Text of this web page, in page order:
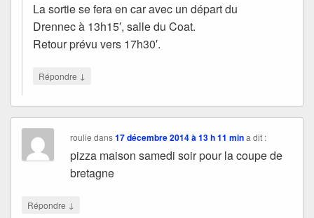
La sortie se fera en car avec un départ du
Drennec à 13h15′, salle du Coat.
Retour prévu vers 17h30′.
Répondre ↓
roulie dans17 décembre 2014 à 13 h 11 min a dit :
pizza maison samedi soir pour la coupe de
bretagne
Répondre ↓